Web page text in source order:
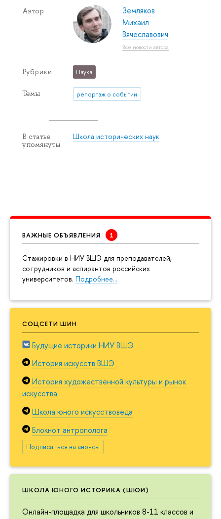
ВАЖНЫЕ ОБЪЯВЛЕНИЯ
Cтажировки в НИУ ВШЭ для преподавателей,
сотрудников и аспирантов российских
университетов. Подробнее…
СОЦСЕТИ ШИН
Будущие историки НИУ ВШЭ
История искусств ВШЭ
История художественной культуры и рынок
искусства
Школа юного искусствоведа
Блокнот антрополога
Подписаться на анонсы
ШКОЛА ЮНОГО ИСТОРИКА (ШЮИ)
Онлайн-площадка для школьников 8-11 классов и
Автор
Земляков
Михаил
Вячеславович
Все новости автора
Рубрики Наука
Темы репортаж о событии
В статье
упомянуты
Школа исторических наук